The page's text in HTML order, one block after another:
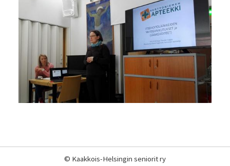
© Kaakkois-Helsingin seniorit ry